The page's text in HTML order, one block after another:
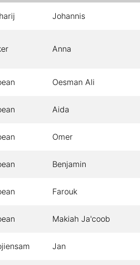
Johannis
Anna
Oesman Ali
Aida
Omer
Benjamin
Farouk
Makiah Ja'coob
Jan